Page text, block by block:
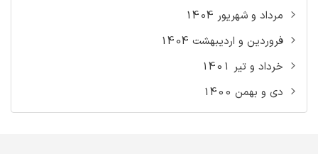
مرداد و شهریور 1404
فروردین و اردیبهشت 1404
خرداد و تیر 1401
دی و بهمن 1400